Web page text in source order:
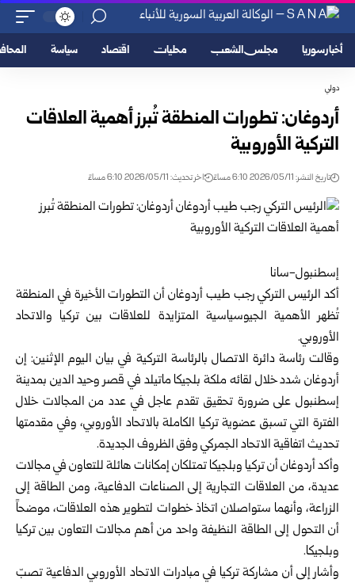
أخبار سوريا مجلس الشعب محليات اقتصاد سياسة
دولي
أردوغان: تطورات المنطقة تُبرز أهمية العلاقات
التركية الأوروبية
تاريخ النشر: 2026/05/11 6:10 مساءً اخر تحديث: 2026/05/11 6:10 مساءً
إسطنبول-سانا
أكد الرئيس التركيرجب طيب أردوغان أن التطورات الأخيرة في المنطقة
تُظهر الأهمية الجيوسياسية المتزايدة للعلاقات بين تركيا والاتحاد
الأوروبي.
وقالت رئاسة دائرة الاتصال بالرئاسة التركية في بيان اليوم الإثنين: إن
أردوغان شدد خلال لقائه ملكة بلجيكا ماتيلد في قصر وحيد الدين بمدينة
إسطنبول على ضرورة تحقيق تقدم عاجل في عدد من المجالات خلال
الفترة التي تسبق عضوية تركيا الكاملة بالاتحاد الأوروبي، وفي مقدمتها
تحديث اتفاقية الاتحاد الجمركي وفق الظروف الجديدة.
وأكد أردوغان أن تركيا وبلجيكا تمتلكان إمكانات هائلة للتعاون في مجالات
عديدة، من العلاقات التجارية إلى الصناعات الدفاعية، ومن الطاقة إلى
الزراعة، وأنهما ستواصلان اتخاذ خطوات لتطوير هذه العلاقات، موضحاً
أن التحول إلى الطاقة النظيفة واحد من أهم مجالات التعاون بين تركيا
وبلجيكا.
وأشار إلى أن مشاركة تركيا في مبادرات الاتحاد الأوروبي الدفاعية تصبّ